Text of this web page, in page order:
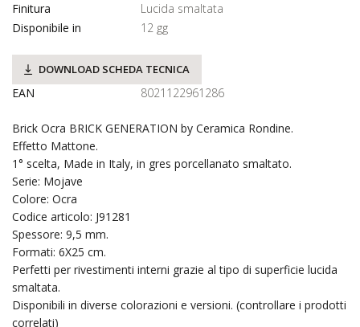
Finitura
Lucida smaltata
Disponibile in
12 gg
DOWNLOAD SCHEDA TECNICA
EAN 8021122961286
Brick Ocra BRICK GENERATION by Ceramica Rondine.
Effetto Mattone.
1° scelta, Made in Italy, in gres porcellanato smaltato.
Serie: Mojave
Colore: Ocra
Codice articolo: J91281
Spessore: 9,5 mm.
Formati: 6X25 cm.
Perfetti per rivestimenti interni grazie al tipo di superficie lucida
smaltata.
Disponibili in diverse colorazioni e versioni. (controllare i prodotti
correlati)